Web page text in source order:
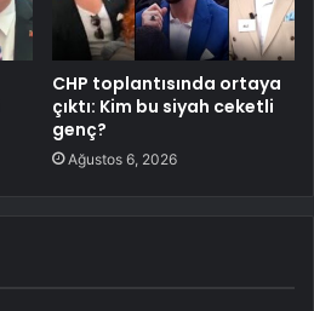
CHP toplantısında ortaya
çıktı: Kim bu siyah ceketli
genç?
Ağustos 6, 2026